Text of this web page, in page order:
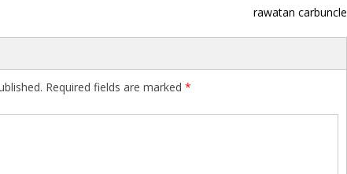
rawatan carbuncle
Required fields are marked *